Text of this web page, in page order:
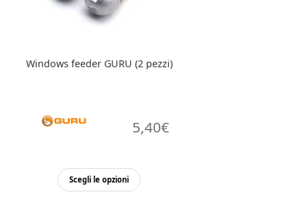
Windows feeder GURU (2 pezzi)
5,40€
Scegli le opzioni
Questo